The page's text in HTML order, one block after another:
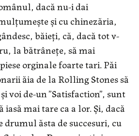
dacă nu-i dai
și cu chinezăria,
băieți, că, dacă tot v-
la bătrânețe, să mai
orginale foarte tari. Păi
ăia de la Rolling Stones să
voi de-un ”Satisfaction”, sunt
iasă mai tare ca a lor. Și, dacă
ăsta de succesuri, cu